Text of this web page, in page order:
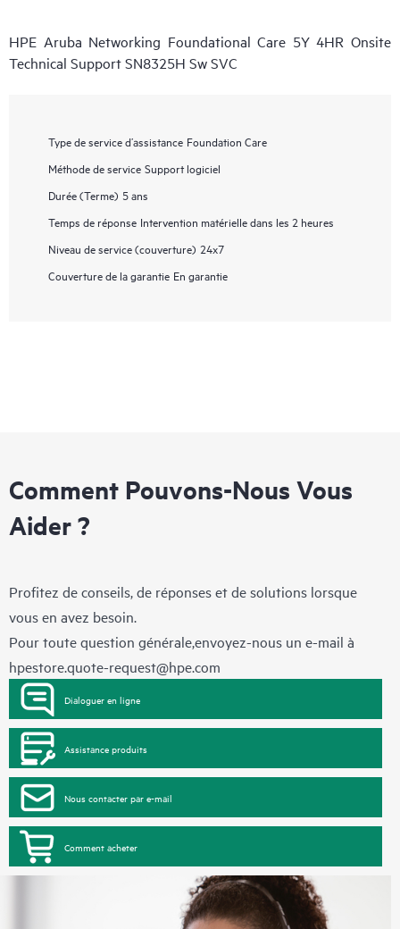
HPE Aruba Networking Foundational Care 5Y 4HR Onsite
Technical Support SN8325H Sw SVC
Type de service d’assistance Foundation Care
Méthode de service Support logiciel
Durée (Terme) 5 ans
Temps de réponse Intervention matérielle dans les 2 heures
Niveau de service (couverture) 24x7
Couverture de la garantie En garantie
Comment Pouvons-Nous Vous
Aider ?
Profitez de conseils, de réponses et de solutions lorsque
vous en avez besoin.
Pour toute question générale,envoyez-nous un e-mail à
hpestore.quote-request@hpe.com
Dialoguer en ligne
Assistance produits
Nous contacter par e-mail
Comment acheter